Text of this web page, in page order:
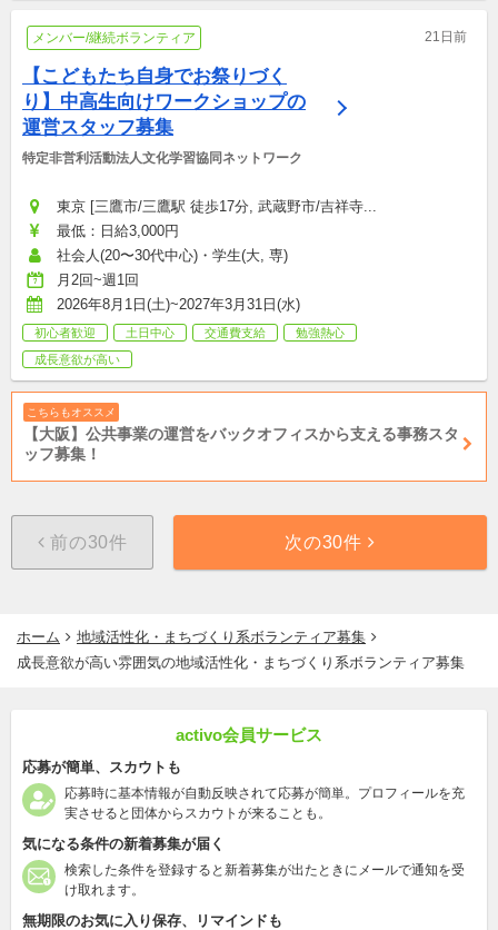
メンバー/継続ボランティア 21日前
【こどもたち自身でお祭りづく
り】中高生向けワークショップの
運営スタッフ募集
特定非営利活動法人文化学習協同ネットワーク
東京 [三鷹市/三鷹駅 徒歩17分, 武蔵野市/吉祥寺...
最低：日給3,000円
社会人(20〜30代中心)・学生(大, 専)
月2回~週1回
2026年8月1日(土)~2027年3月31日(水)
初心者歓迎 土日中心 交通費支給
勉強熱心
成長意欲が高い
こちらもオススメ
【大阪】公共事業の運営をバックオフィスから支える事務スタ
ッフ募集！
前の30件 次の30件
ホーム
地域活性化・まちづくり系ボランティア募集
成長意欲が高い雰囲気の地域活性化・まちづくり系ボランティア募集
activo会員サービス
応募が簡単、スカウトも
応募時に基本情報が自動反映されて応募が簡単。プロフィールを充
実させると団体からスカウトが来ることも。
気になる条件の新着募集が届く
検索した条件を登録すると新着募集が出たときにメールで通知を受
け取れます。
無期限のお気に入り保存、リマインドも